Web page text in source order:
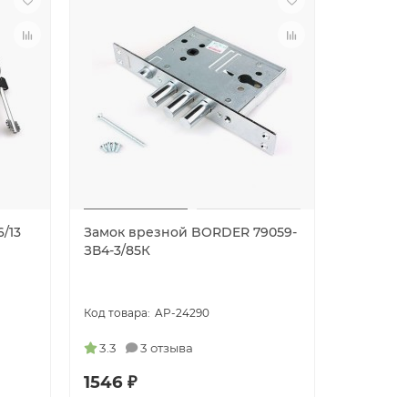
13
Замок врезной BORDER 79059-
ЗВ4-3/85К
AP-24290
3.3 3 отзыва
1546 ₽